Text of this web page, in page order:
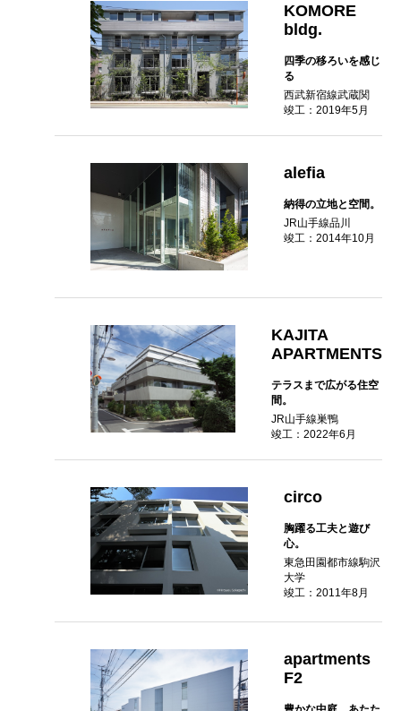
KOMORE
bldg.
四季の移ろいを感じ
る
西武新宿線武蔵関
竣工：2019年5月
alefia
納得の立地と空間。
JR山手線品川
竣工：2014年10月
KAJITA
APARTMENTS
テラスまで広がる住空
間。
JR山手線巣鴨
竣工：2022年6月
circo
胸躍る工夫と遊び
心。
東急田園都市線駒沢
大学
竣工：2011年8月
apartments
F2